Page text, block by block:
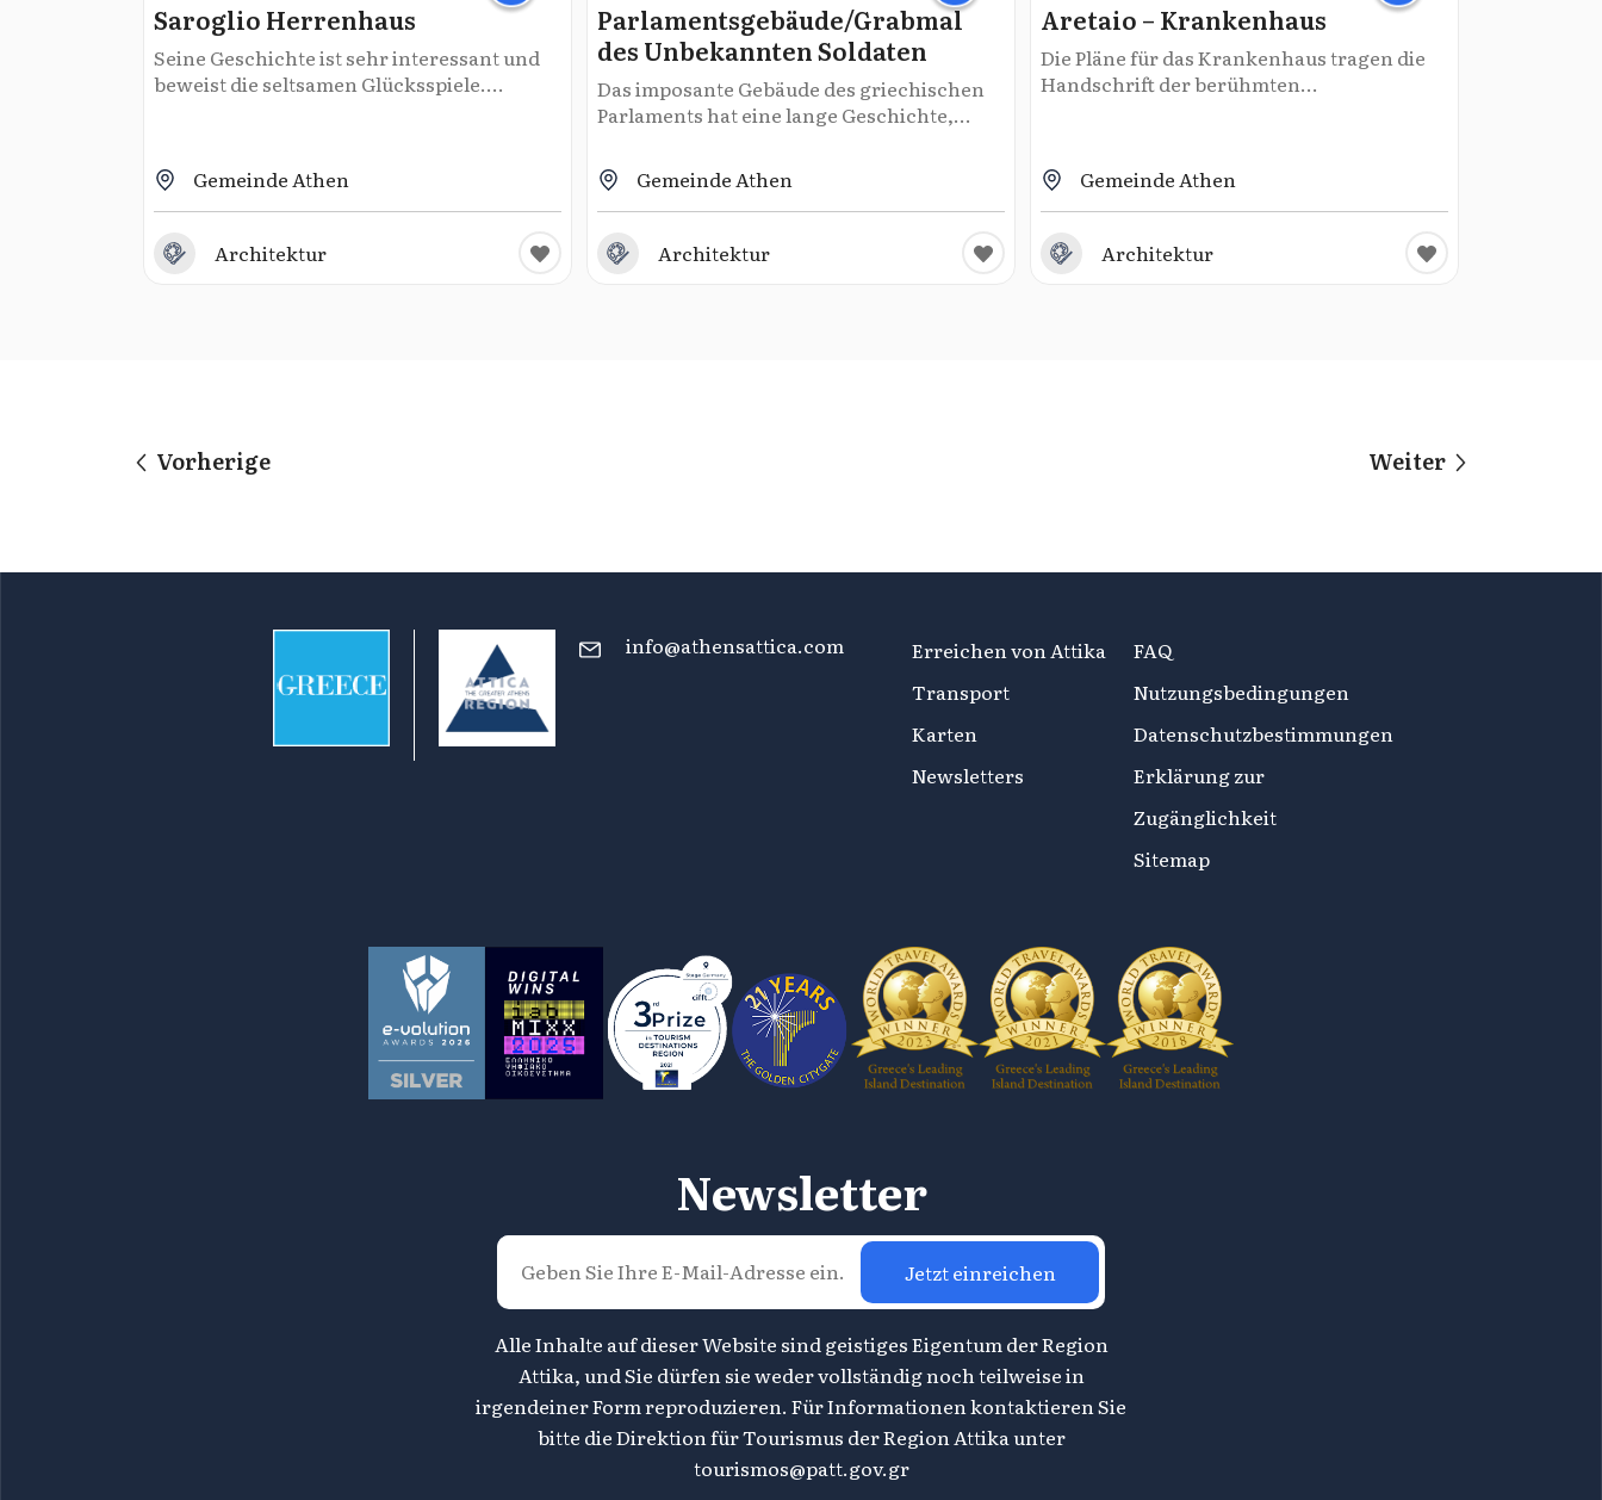
Saroglio Herrenhaus
Seine Geschichte ist sehr interessant und
beweist die seltsamen Glücksspiele....
Gemeinde Athen
Architektur
Parlamentsgebäude/Grabmal
des Unbekannten Soldaten
Das imposante Gebäude des griechischen
Parlaments hat eine lange Geschichte,...
Gemeinde Athen
Architektur
Aretaio – Krankenhaus
Die Pläne für das Krankenhaus tragen die
Handschrift der berühmten...
Gemeinde Athen
Architektur
Vorherige Weiter
info@athensattica.com
Erreichen von Attika
Transport
Karten
Newsletters
FAQ
Nutzungsbedingungen
Datenschutzbestimmungen
Erklärung zur
Zugänglichkeit
Sitemap
Newsletter
Jetzt einreichen
Alle Inhalte auf dieser Website sind geistiges Eigentum der Region
Attika, und Sie dürfen sie weder vollständig noch teilweise in
irgendeiner Form reproduzieren. Für Informationen kontaktieren Sie
bitte die Direktion für Tourismus der Region Attika unter
tourismos@patt.gov.gr